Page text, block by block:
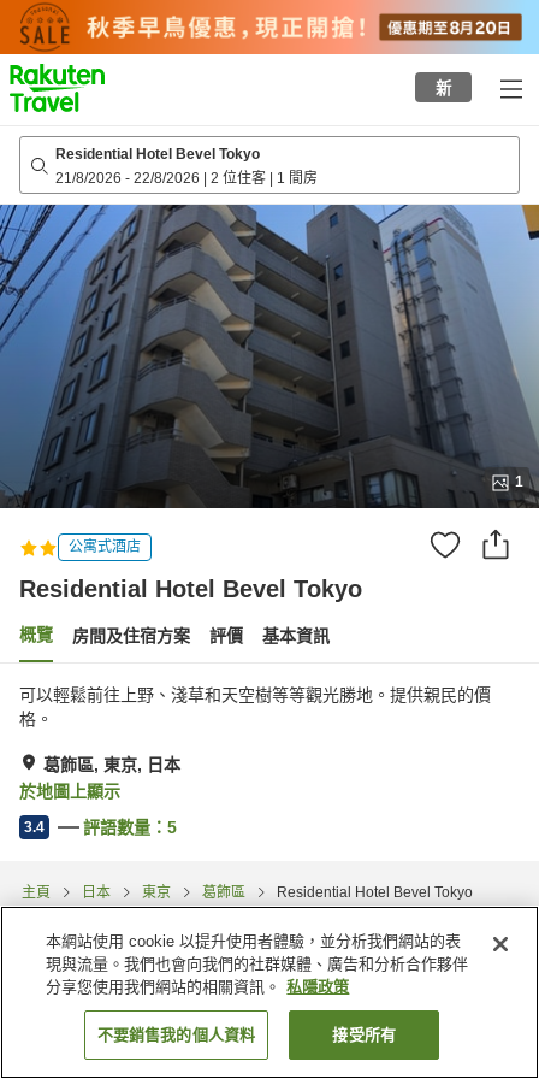
to
top
page
新
Residential Hotel Bevel Tokyo
21/8/2026 - 22/8/2026 | 2 位住客 | 1 間房
1
公寓式酒店
Residential Hotel Bevel Tokyo
概覽 房間及住宿方案 評價 基本資訊
可以輕鬆前往上野、淺草和天空樹等等觀光勝地。提供親民的價
格。
葛飾區, 東京, 日本
於地圖上顯示
3.4 評語數量： 5
主頁 日本 東京 葛飾區 Residential Hotel Bevel Tokyo
找客房
本網站使用 cookie 以提升使用者體驗，並分析我們網站的表
現與流量。我們也會向我們的社群媒體、廣告和分析合作夥伴
分享您使用我們網站的相關資訊。
私隱政策
不要銷售我的個人資料 接受所有